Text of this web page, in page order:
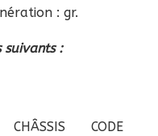
: gr.
:
CHÂSSIS
CODE